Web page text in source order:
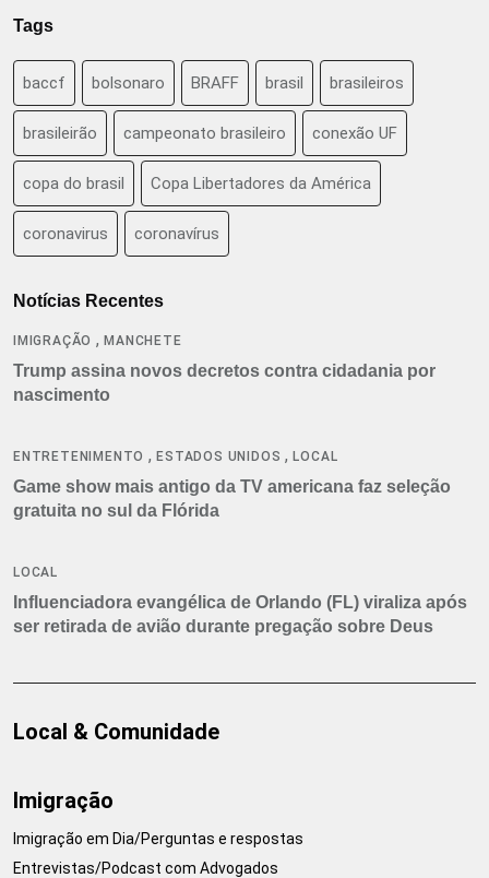
Tags
baccf bolsonaro BRAFF brasil brasileiros
brasileirão campeonato brasileiro conexão UF
copa do brasil Copa Libertadores da América
coronavirus coronavírus
Notícias Recentes
IMIGRAÇÃO ,MANCHETE
Trump assina novos decretos contra cidadania por
nascimento
ENTRETENIMENTO ,ESTADOS UNIDOS ,LOCAL
Game show mais antigo da TV americana faz seleção
gratuita no sul da Flórida
LOCAL
Influenciadora evangélica de Orlando (FL) viraliza após
ser retirada de avião durante pregação sobre Deus
Local & Comunidade
Imigração
Imigração em Dia/Perguntas e respostas
Entrevistas/Podcast com Advogados